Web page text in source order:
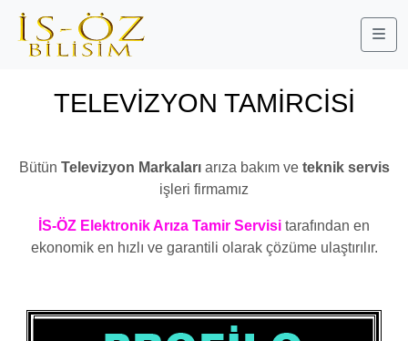
TELEVİZYON TAMİRCİSİ
Bütün Televizyon Markalarıarıza bakım veteknik servis
işleri firmamız
İS-ÖZ Elektronik Arıza Tamir Servisi tarafından en
ekonomik en hızlı ve garantili olarak çözüme ulaştırılır.